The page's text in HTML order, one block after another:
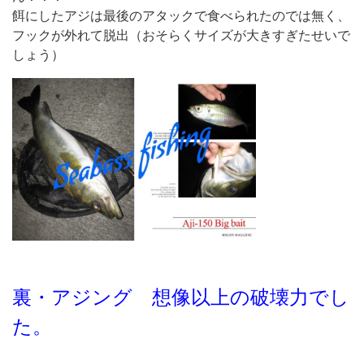
餌にしたアジは最後のアタックで食べられたのでは無く、
フックが外れて脱出
（おそらくサイズが大きすぎたせいで
しょう）
裏・アジング 想像以上の破壊力でし
た。